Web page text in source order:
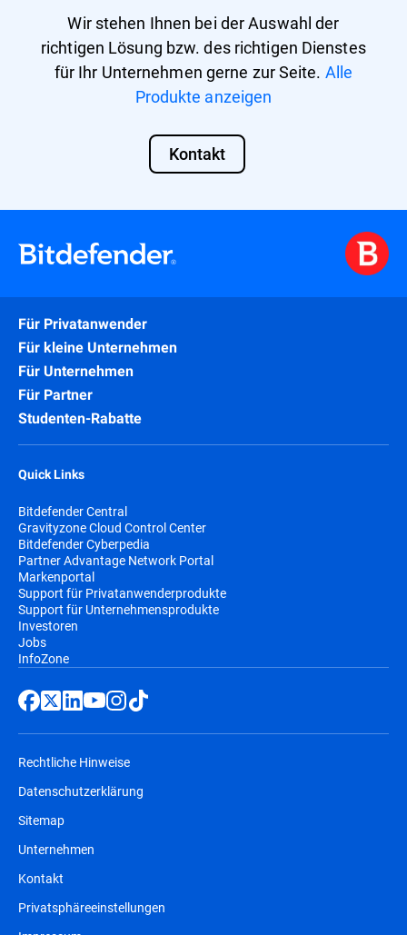
Wir stehen Ihnen bei der Auswahl der
richtigen Lösung bzw. des richtigen Dienstes
für Ihr Unternehmen gerne zur Seite. Alle
Produkte anzeigen
Kontakt
Für Privatanwender
Für kleine Unternehmen
Für Unternehmen
Für Partner
Studenten-Rabatte
Quick Links
Bitdefender Central
Gravityzone Cloud Control Center
Bitdefender Cyberpedia
Partner Advantage Network Portal
Markenportal
Support für Privatanwenderprodukte
Support für Unternehmensprodukte
Investoren
Jobs
InfoZone
Rechtliche Hinweise
Datenschutzerklärung
Sitemap
Unternehmen
Kontakt
Privatsphäreeinstellungen